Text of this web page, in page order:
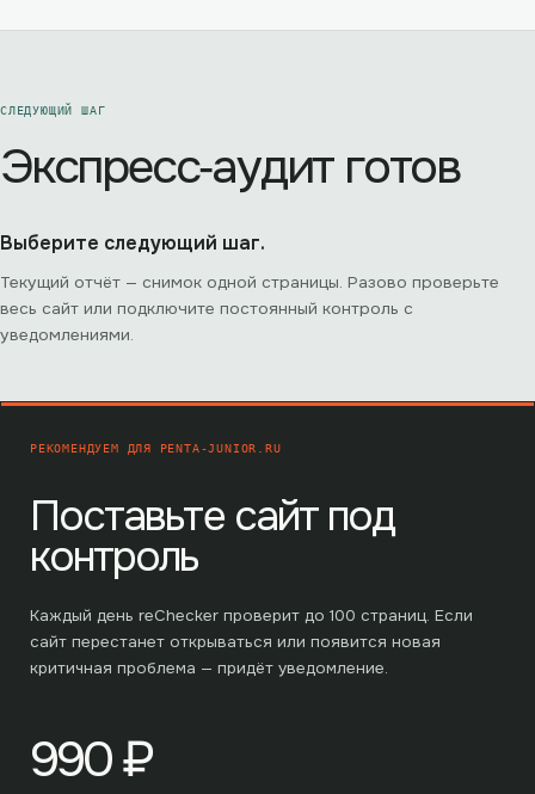
СЛЕДУЮЩИЙ ШАГ
Экспресс‑аудит готов
Выберите следующий шаг.
Текущий отчёт — снимок одной страницы. Разово проверьте
весь сайт или подключите постоянный контроль с
уведомлениями.
РЕКОМЕНДУЕМ ДЛЯ PENTA-JUNIOR.RU
Поставьте сайт под
контроль
Каждый день reChecker проверит до 100 страниц. Если
сайт перестанет открываться или появится новая
критичная проблема — придёт уведомление.
990₽